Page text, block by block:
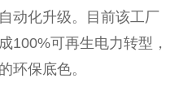
动化升级。目前该工厂
100%可再生电力转型，
环保底色。